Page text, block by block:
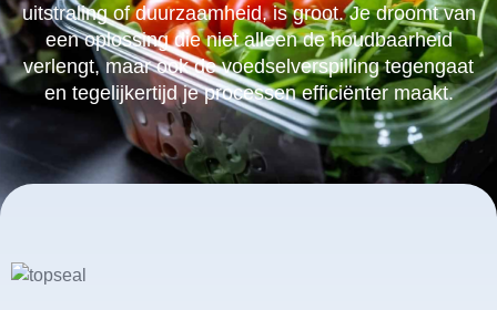
uitstraling of duurzaamheid, is groot. Je droomt van
een oplossing die niet alleen de houdbaarheid
verlengt, maar ook de voedselverspilling tegengaat
en tegelijkertijd je processen efficiënter maakt.